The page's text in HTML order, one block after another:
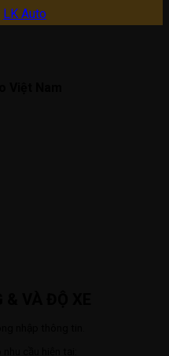
LK Auto